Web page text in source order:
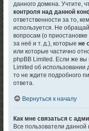
данного домена. Учтите,
контроля над данной
ответственности за то,
используется. Не
вопросам (о
за неё и т. д.), которыене
или которые частично
phpBB Limited. Если же вы
Limited об
то не ждите подробного
ответа.
Вернуться к началу
Как мне связаться с
Все пользователи данной